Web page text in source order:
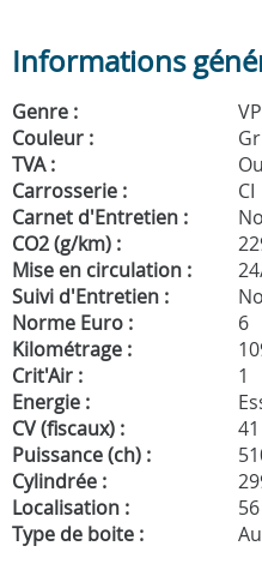
Informations
Genre :
VP
Couleur :
TVA :
Carrosserie :
CI
Carnet d'Entretien :
CO2 (g/km) :
Mise en circulation :
Suivi d'Entretien :
Norme Euro :
6
Kilométrage :
Crit'Air :
1
Energie :
CV (fiscaux) :
41
Puissance (ch) :
Cylindrée :
Localisation :
Type de boite :